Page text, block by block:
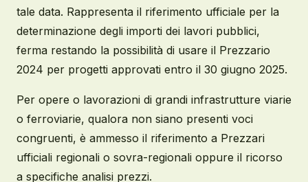
tale data. Rappresenta il riferimento ufficiale per la
determinazione degli importi dei lavori pubblici,
ferma restando la possibilità di usare il Prezzario
2024 per progetti approvati entro il 30 giugno 2025.
Per opere o lavorazioni di grandi infrastrutture viarie
o ferroviarie, qualora non siano presenti voci
congruenti, è ammesso il riferimento a Prezzari
ufficiali regionali o sovra-regionali oppure il ricorso
a specifiche analisi prezzi.